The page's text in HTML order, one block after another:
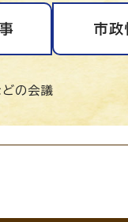
市政
の会議